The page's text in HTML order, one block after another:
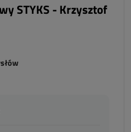
STYKS - Krzysztof